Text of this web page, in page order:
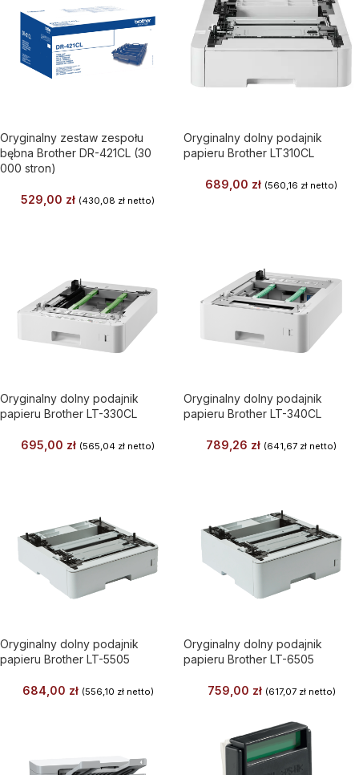
Oryginalny zestaw zespołu
bębna Brother DR-421CL (30
000 stron)
529,00 zł (430,08 zł netto)
Oryginalny dolny podajnik
papieru Brother LT310CL
689,00 zł (560,16 zł netto)
Oryginalny dolny podajnik
papieru Brother LT-330CL
695,00 zł (565,04 zł netto)
Oryginalny dolny podajnik
papieru Brother LT-340CL
789,26 zł (641,67 zł netto)
Oryginalny dolny podajnik
papieru Brother LT-5505
684,00 zł (556,10 złnetto)
Oryginalny dolny podajnik
papieru Brother LT-6505
759,00 zł (617,07 złnetto)